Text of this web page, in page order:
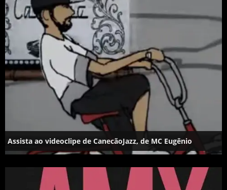
Assista ao videoclipe de CanecãoJazz, de MC Eugênio